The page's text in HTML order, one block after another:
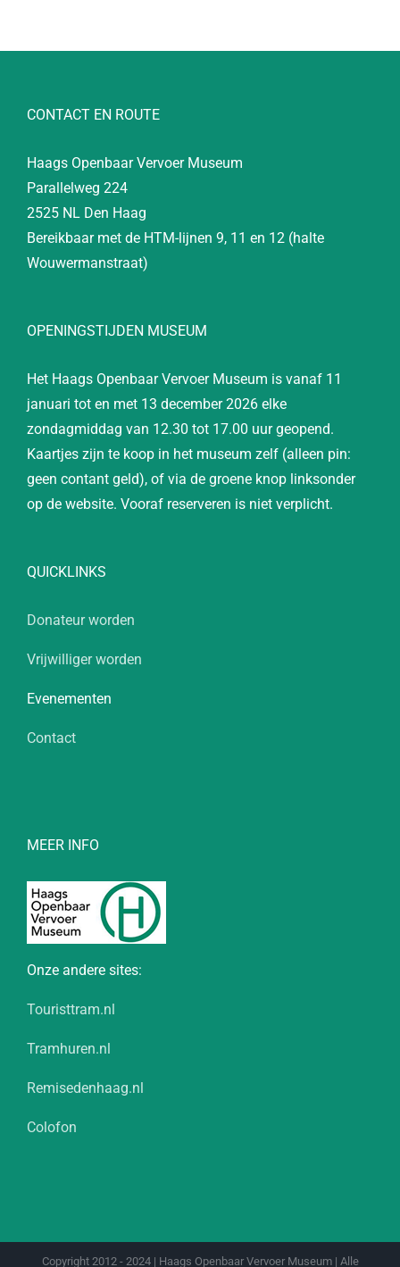
CONTACT EN ROUTE
Haags Openbaar Vervoer Museum
Parallelweg 224
2525 NL Den Haag
Bereikbaar met de HTM-lijnen 9, 11 en 12 (halte
Wouwermanstraat)
OPENINGSTIJDEN MUSEUM
Het Haags Openbaar Vervoer Museum is vanaf 11
januari tot en met 13 december 2026 elke
zondagmiddag van 12.30 tot 17.00 uur geopend.
Kaartjes zijn te koop in het museum zelf (alleen pin:
geen contant geld), of via de groene knop linksonder
op de website. Vooraf reserveren is niet verplicht.
QUICKLINKS
Donateur worden
Vrijwilliger worden
Evenementen
Contact
MEER INFO
Onze andere sites:
Touristtram.nl
Tramhuren.nl
Remisedenhaag.nl
Colofon
Copyright 2012 - 2024 | Haags Openbaar Vervoer Museum | Alle